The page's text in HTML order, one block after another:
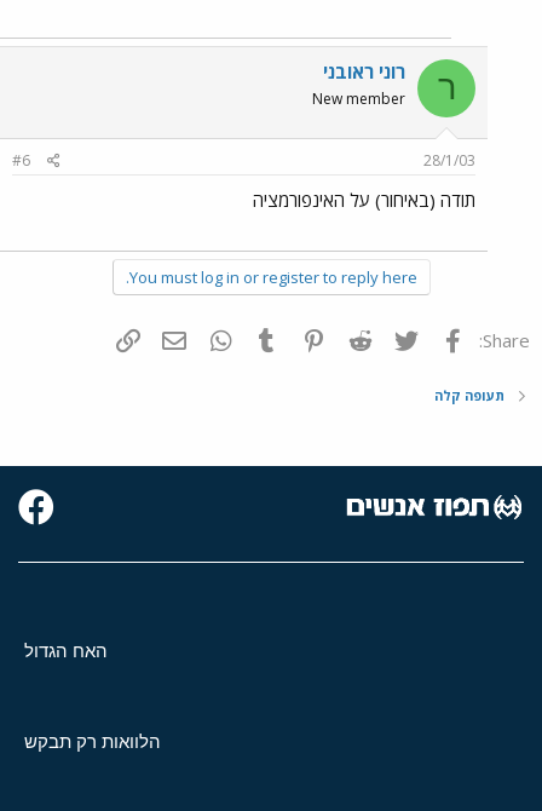
ר רוני ראובני
New member
28/1/03
#6
תודה (באיחור) על האינפורמציה
You must log in or register to reply here.
Share: פייסבוק Twitter
Reddit
Pinterest
Tumblr
WhatsAppדואר אלקטרוני
תעופה קלה
האח הגדול
הלוואות רק תבקש